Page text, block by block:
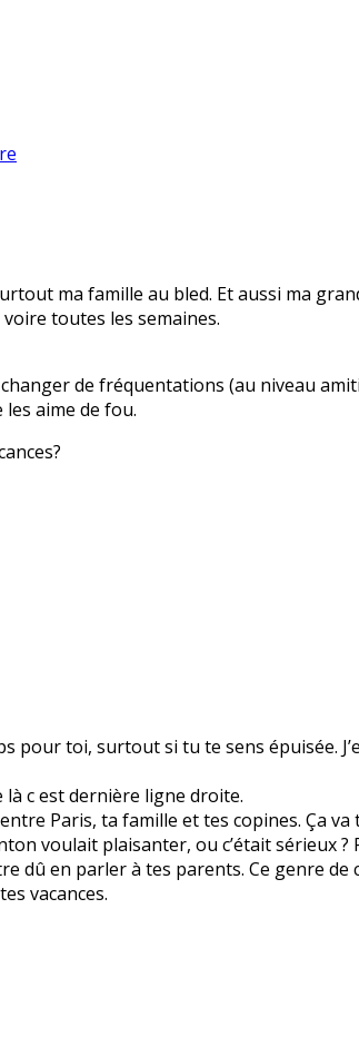
ma famille au bled. Et aussi ma
toutes les semaines.
de fréquentations (au niveau
aime de fou.
pour toi, surtout si tu te sens épuisée.
là c est dernière ligne droite.
Paris, ta famille et tes copines. Ça
voulait plaisanter, ou c’était sérieux
dû en parler à tes parents. Ce genre de
vacances.